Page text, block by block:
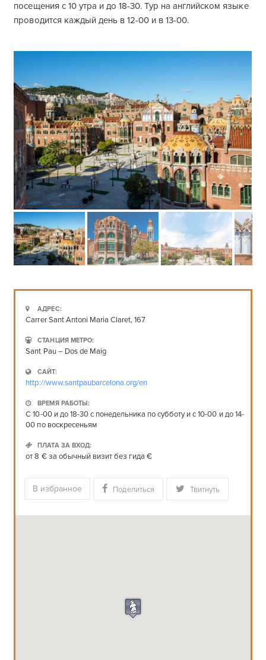
посещения с 10 утра и до 18-30. Тур на английском языке
проводится каждый день в 12-00 и в 13-00.
АДРЕС:
Carrer Sant Antoni Maria Claret, 167
СТАНЦИЯ МЕТРО:
Sant Pau – Dos de Maig
САЙТ:
http://www.santpaubarcelona.org/en
ВРЕМЯ РАБОТЫ:
С 10-00 и до 18-30 с понедельника по субботу и с 10-00 и до 14-
00 по воскресеньям
ПЛАТА ЗА ВХОД:
от 8 € за обычный визит без гида €
В избранное Поделиться Твитнуть